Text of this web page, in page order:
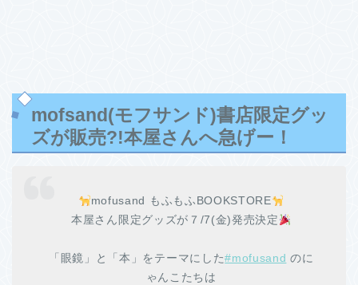
mofsand(モフサンド)書店限定グッ
ズが販売?!本屋さんへ急げー！
mofusand もふもふBOOKSTORE
本屋さん限定グッズが７/7(金)発売決定
「眼鏡」と「本」をテーマにした#mofusand のに
ゃんこたちは